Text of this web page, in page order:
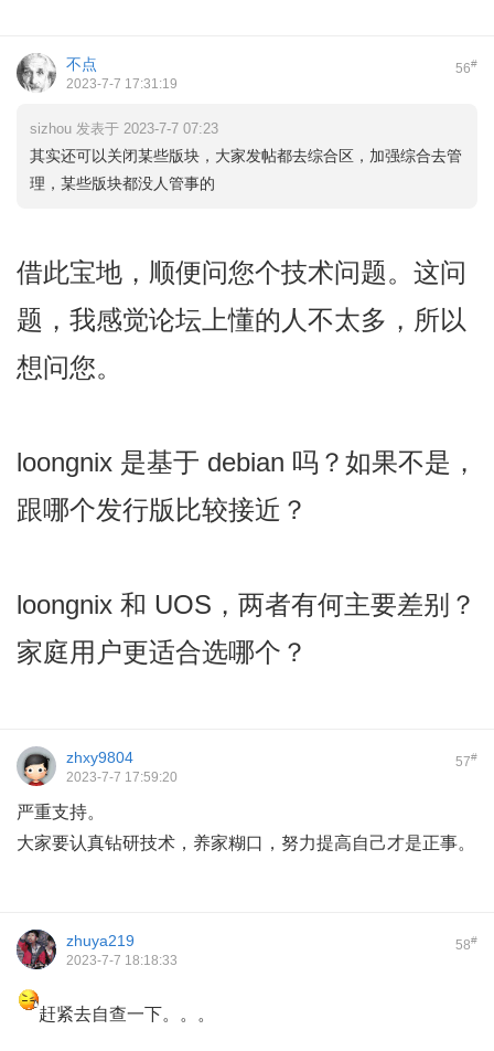
56#
不点
2023-7-7 17:31:19
sizhou 发表于 2023-7-7 07:23
其实还可以关闭某些版块，大家发帖都去综合区，加强综合去管
理，某些版块都没人管事的
借此宝地，顺便问您个技术问题。这问
题，我感觉论坛上懂的人不太多，所以
想问您。
loongnix 是基于 debian 吗？如果不是，
跟哪个发行版比较接近？
loongnix 和 UOS，两者有何主要差别？
家庭用户更适合选哪个？
57#
zhxy9804
2023-7-7 17:59:20
严重支持。
大家要认真钻研技术，养家糊口，努力提高自己才是正事。
58#
zhuya219
2023-7-7 18:18:33
赶紧去自查一下。。。